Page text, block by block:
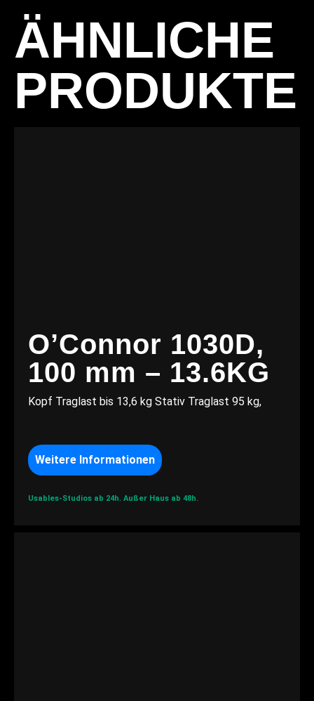
ÄHNLICHE
PRODUKTE
O’Connor 1030D,
100 mm – 13.6KG
Kopf Traglast bis 13,6 kg Stativ Traglast 95 kg,
Weitere Informationen
Usables-Studios ab 24h. Außer Haus ab 48h.